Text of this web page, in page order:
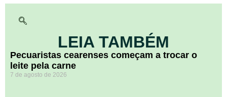
LEIA TAMBÉM
Pecuaristas cearenses começam a trocar o
leite pela carne
7 de agosto de 2026